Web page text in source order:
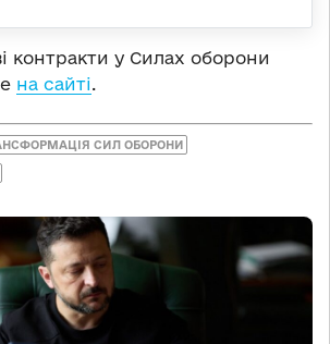
контракти у Силах оборони
на сайті.
СИЛ ОБОРОНИ